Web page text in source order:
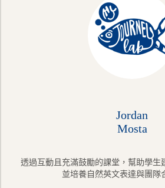
Jordan
Mosta
透過互動且充滿鼓勵的課堂，幫助學生
並培養自然英文表達與團隊